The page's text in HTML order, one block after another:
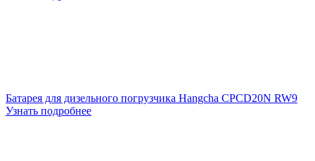
Батарея для дизельного погрузчика Hangcha CPCD20N RW9
Узнать подробнее